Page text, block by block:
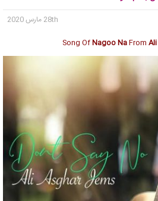
28th مارس 2020
Song OfNagoo NaFrom